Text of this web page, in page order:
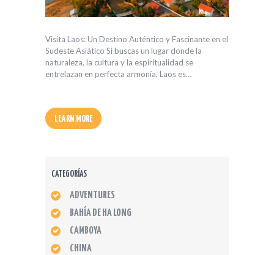
Visita Laos: Un Destino Auténtico y Fascinante en el
Sudeste Asiático Si buscas un lugar donde la
naturaleza, la cultura y la espiritualidad se
entrelazan en perfecta armonía, Laos es…
LEARN MORE
CATEGORÍAS
ADVENTURES
BAHÍA DE HA LONG
CAMBOYA
CHINA